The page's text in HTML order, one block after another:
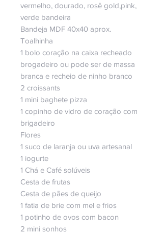
vermelho, dourado, rosê gold,pink,
verde bandeira
Bandeja MDF 40x40 aprox.
Toalhinha
1 bolo coração na caixa recheado
brogadeiro ou pode ser de massa
branca e recheio de ninho branco
2 croissants
1 mini baghete pizza
1 copinho de vidro de coração com
brigadeiro
Flores
1 suco de laranja ou uva artesanal
1 iogurte
1 Chá e Café solúveis
Cesta de frutas
Cesta de pães de queijo
1 fatia de brie com mel e frios
1 potinho de ovos com bacon
2 mini sonhos